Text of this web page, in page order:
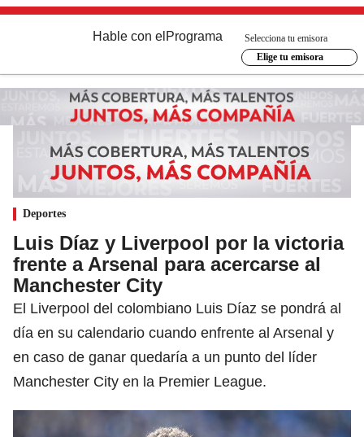
Hable con el Programa
Selecciona tu emisora
Elige tu emisora
Deportes
Luis Díaz y Liverpool por la victoria
frente a Arsenal para acercarse al
Manchester City
El Liverpool del colombiano Luis Díaz se pondrá al
día en su calendario cuando enfrente al Arsenal y
en caso de ganar quedaría a un punto del líder
Manchester City en la Premier League.